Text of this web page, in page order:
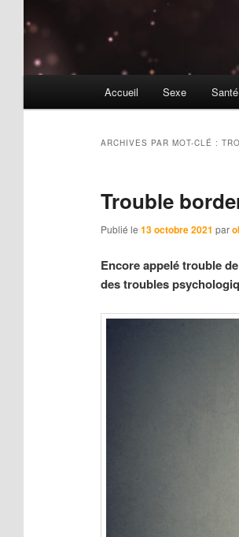
Accueil Sexe Santé
ARCHIVES PAR MOT-CLÉ :
Trouble
Publié le 13 octobre 2021 par
Encore appelé trouble
des troubles